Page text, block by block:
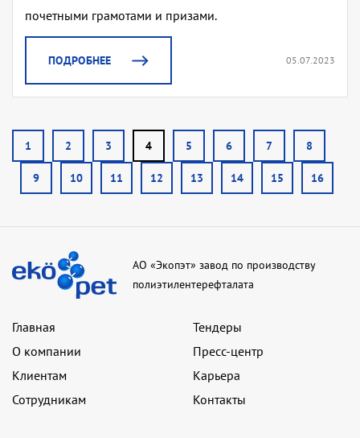
почетными грамотами и призами.
ПОДРОБНЕЕ 05.07.2023
1 2 3 4 5 6 7 8
9 10 11 12 13 14 15 16
АО «Экопэт» завод по производству
полиэтилентерефталата
Главная
О компании
Клиентам
Сотрудникам
Тендеры
Пресс-центр
Карьера
Контакты